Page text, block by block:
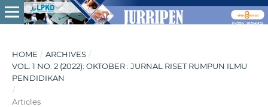
HOME / ARCHIVES /
VOL. 1 NO. 2 (2022): OKTOBER : JURNAL RISET RUMPUN ILMU
PENDIDIKAN
/
Articles